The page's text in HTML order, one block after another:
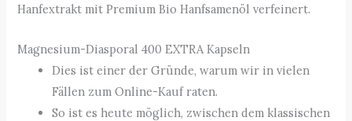
Hanfextrakt mit Premium Bio Hanfsamenöl verfeinert.
Magnesium-Diasporal 400 EXTRA Kapseln
Dies ist einer der Gründe, warum wir in vielen
Fällen zum Online-Kauf raten.
So ist es heute möglich, zwischen dem klassischen